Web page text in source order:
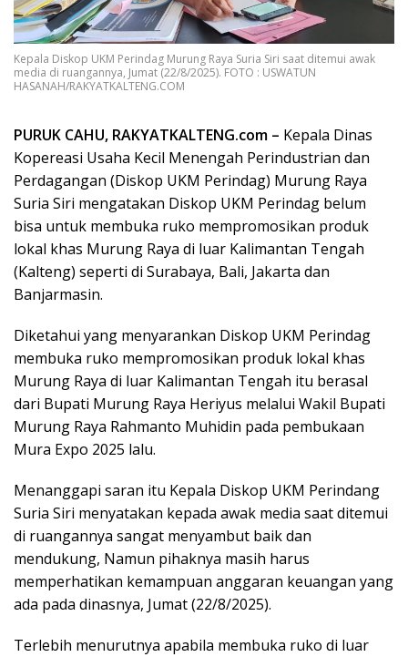
Kepala Diskop UKM Perindag Murung Raya Suria Siri saat ditemui awak
media di ruangannya, Jumat (22/8/2025). FOTO : USWATUN
HASANAH/RAKYATKALTENG.COM
PURUK CAHU, RAKYATKALTENG.com – Kepala Dinas
Kopereasi Usaha Kecil Menengah Perindustrian dan
Perdagangan (Diskop UKM Perindag) Murung Raya
Suria Siri mengatakan Diskop UKM Perindag belum
bisa untuk membuka ruko mempromosikan produk
lokal khas Murung Raya di luar Kalimantan Tengah
(Kalteng) seperti di Surabaya, Bali, Jakarta dan
Banjarmasin.
Diketahui yang menyarankan Diskop UKM Perindag
membuka ruko mempromosikan produk lokal khas
Murung Raya di luar Kalimantan Tengah itu berasal
dari Bupati Murung Raya Heriyus melalui Wakil Bupati
Murung Raya Rahmanto Muhidin pada pembukaan
Mura Expo 2025 lalu.
Menanggapi saran itu Kepala Diskop UKM Perindang
Suria Siri menyatakan kepada awak media saat ditemui
di ruangannya sangat menyambut baik dan
mendukung, Namun pihaknya masih harus
memperhatikan kemampuan anggaran keuangan yang
ada pada dinasnya, Jumat (22/8/2025).
Terlebih menurutnya apabila membuka ruko di luar